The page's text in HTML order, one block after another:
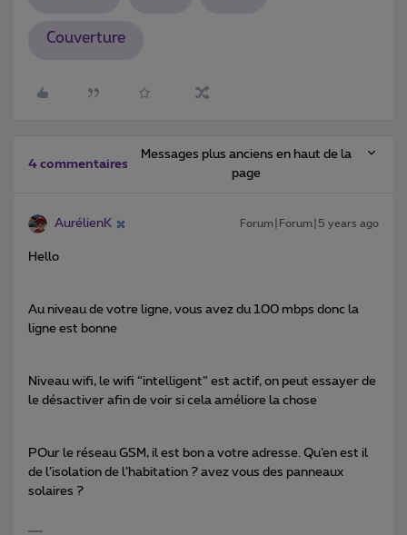
Couverture
4 commentaires
Messages plus anciens en haut de la
page
AurélienK Forum|Forum|5 years ago
Hello
Au niveau de votre ligne, vous avez du 100 mbps donc la
ligne est bonne
Niveau wifi, le wifi “intelligent” est actif, on peut essayer de
le désactiver afin de voir si cela améliore la chose
POur le réseau GSM, il est bon a votre adresse. Qu’en est il
de l’isolation de l’habitation ? avez vous des panneaux
solaires ?